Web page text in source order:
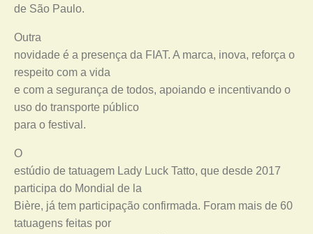
de São Paulo.
Outra
novidade é a presença da FIAT. A marca, inova, reforça o
respeito com a vida
e com a segurança de todos, apoiando e incentivando o
uso do transporte público
para o festival.
O
estúdio de tatuagem Lady Luck Tatto, que desde 2017
participa do Mondial de la
Bière, já tem participação confirmada. Foram mais de 60
tatuagens feitas por